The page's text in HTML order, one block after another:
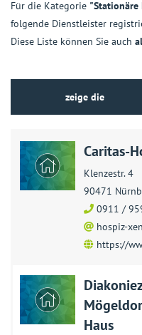
Für die Kategorie "Stationäre
folgende Dienstleister
Diese Liste können Sie auch
zeige die
Karte
Caritas-
Klenzestr. 4
90471
0911 /
hospiz-
https://
Haus